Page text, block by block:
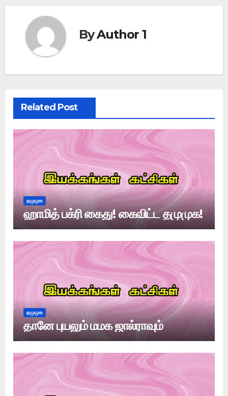
ByAuthor 1
Related Post
தமுமுக
ஹாமித் பக்ரி கைது! கைவிட்ட தமுமுக!
தமுமுக
தானே புயலும் மமக ஜால்ராவும்